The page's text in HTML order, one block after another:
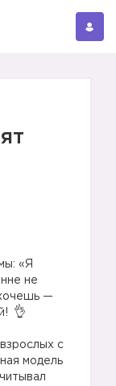
«Я
не
—
с
модель